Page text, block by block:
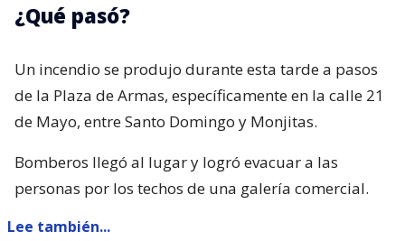
¿Qué pasó?
Un incendio se produjo durante esta tarde a pasos
de la Plaza de Armas, específicamente en la calle 21
de Mayo, entre Santo Domingo y Monjitas.
Bomberos llegó al lugar y logró evacuar a las
personas por los techos de una galería comercial.
Lee también...